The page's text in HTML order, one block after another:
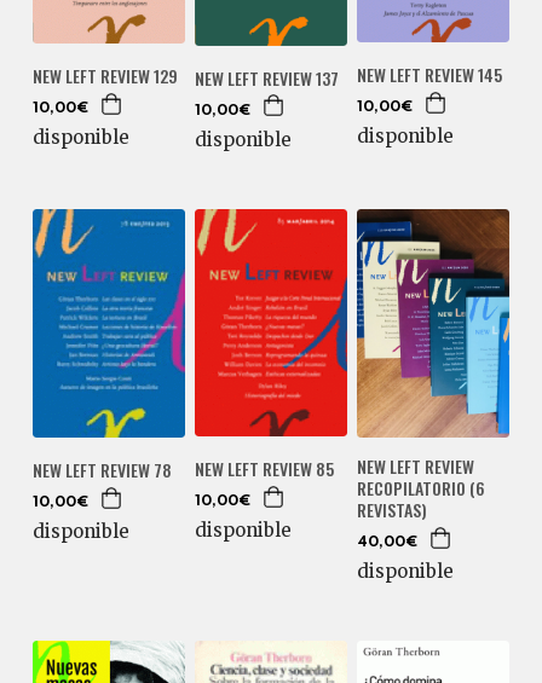
NEW LEFT REVIEW 129
10,00€
disponible
NEW LEFT REVIEW 137
10,00€
disponible
NEW LEFT REVIEW 145
10,00€
disponible
NEW LEFT REVIEW 78
10,00€
disponible
NEW LEFT REVIEW 85
10,00€
disponible
NEW LEFT REVIEW
RECOPILATORIO (6
REVISTAS)
40,00€
disponible